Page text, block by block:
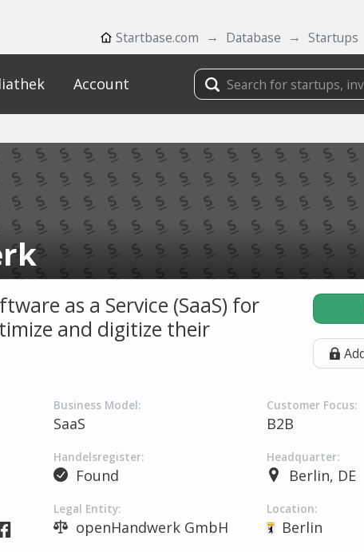
Startbase.com Database Startups
Account
as a Service (SaaS) for
and digitize their
Business Model:
SaaS
Customer Focus:
B2B
Handelsregister:
Found
Headquarter:
Berlin, DE
Legal Entity:
openHandwerk GmbH
Location:
Berlin